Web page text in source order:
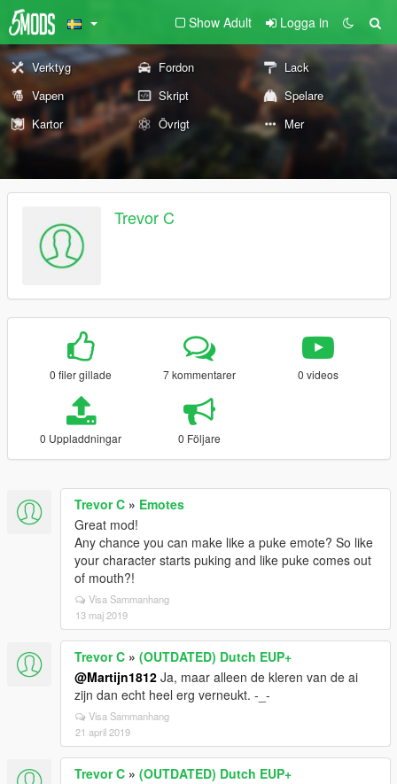
Show Adult Logga in
Verktyg Fordon
Lack
Vapen
Skript
Spelare
Kartor
Övrigt Mer
Trevor C
0 filer gillade 7 kommentarer 0 videos
0 Uppladdningar 0 Följare
Trevor C » Emotes
Great mod!
Any chance you can make like a puke emote? So like
your character starts puking and like puke comes out
of mouth?!
Visa Sammanhang
13 maj 2019
Trevor C » (OUTDATED) Dutch EUP+
@Martijn1812 Ja, maar alleen de kleren van de ai
zijn dan echt heel erg verneukt. -_-
Visa Sammanhang
21 april 2019
Trevor C » (OUTDATED) Dutch EUP+